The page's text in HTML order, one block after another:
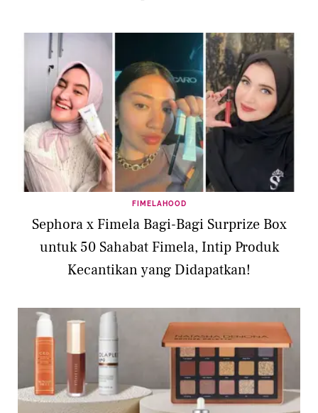
FIMELAHOOD
Sephora x Fimela Bagi-Bagi Surprize Box
untuk 50 Sahabat Fimela, Intip Produk
Kecantikan yang Didapatkan!